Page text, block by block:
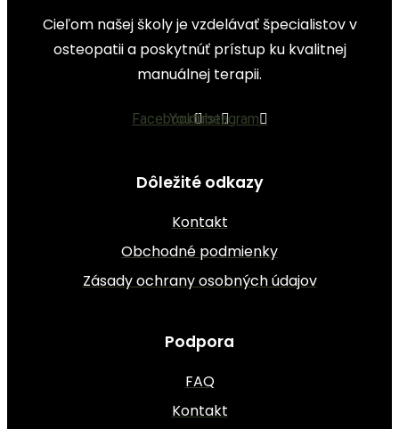
Cieľom našej školy je vzdelávať špecialistov v
osteopatii a poskytnúť prístup ku kvalitnej
manuálnej terapii.
FacebookYoutubeInstagram
Dôležité odkazy
Kontakt
Obchodné podmienky
Zásady ochrany osobných údajov
Podpora
FAQ
Kontakt